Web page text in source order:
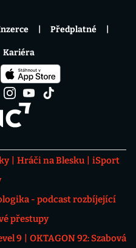
Hráči na Blesku
iSport
- podcast rozbíjející
přestupy
9
OKTAGON 92: Szabová
Předplatné
Kariéra